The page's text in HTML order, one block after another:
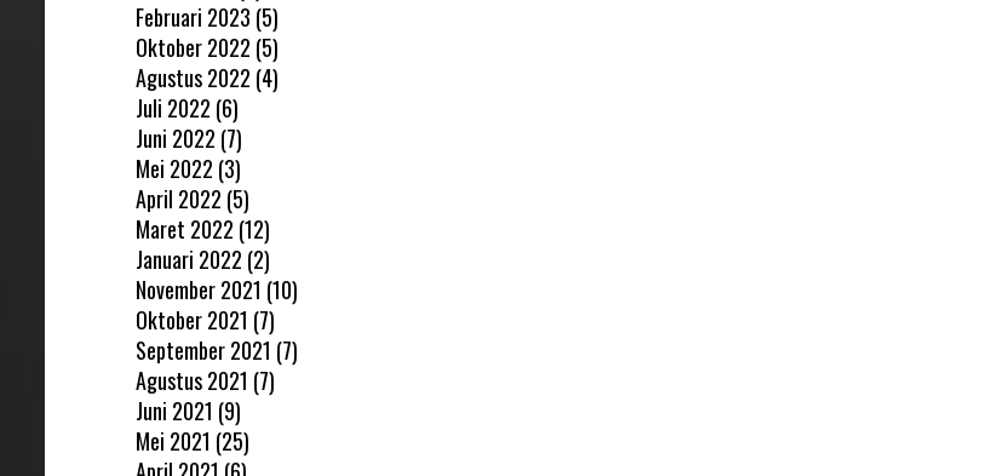
Februari 2023 (5)
Oktober 2022 (5)
Agustus 2022 (4)
Juli 2022 (6)
Juni 2022 (7)
Mei 2022 (3)
April 2022 (5)
Maret 2022 (12)
Januari 2022 (2)
November 2021 (10)
Oktober 2021 (7)
September 2021 (7)
Agustus 2021 (7)
Juni 2021 (9)
Mei 2021 (25)